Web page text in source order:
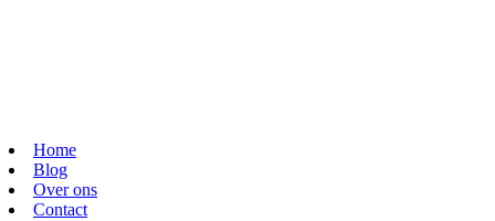
Home
Blog
Over ons
Contact